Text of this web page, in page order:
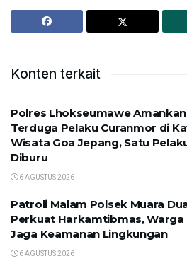
Konten terkait
Polres Lhokseumawe
Terduga Pelaku Curanmor di
Wisata Goa Jepang, Satu
Diburu
6 AGUSTUS 2026
Patroli Malam Polsek Muara
Perkuat Harkamtibmas, Warga
Jaga Keamanan Lingkungan
6 AGUSTUS 2026